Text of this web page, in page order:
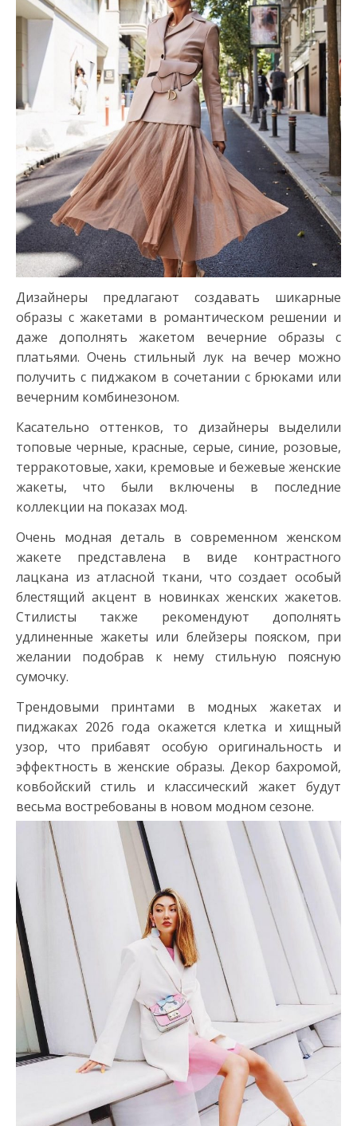
Дизайнеры предлагают создавать шикарные
образы с жакетами в романтическом решении и
даже дополнять жакетом вечерние образы с
платьями. Очень стильный лук на вечер можно
получить с пиджаком в сочетании с брюками или
вечерним комбинезоном.
Касательно оттенков, то дизайнеры выделили
топовые черные, красные, серые, синие, розовые,
терракотовые, хаки, кремовые и бежевые женские
жакеты, что были включены в последние
коллекции на показах мод.
Очень модная деталь в современном женском
жакете представлена в виде контрастного
лацкана из атласной ткани, что создает особый
блестящий акцент в новинках женских жакетов.
Стилисты также рекомендуют дополнять
удлиненные жакеты или блейзеры пояском, при
желании подобрав к нему стильную поясную
сумочку.
Трендовыми принтами в модных жакетах и
пиджаках 2026 года окажется клетка и хищный
узор, что прибавят особую оригинальность и
эффектность в женские образы. Декор бахромой,
ковбойский стиль и классический жакет будут
весьма востребованы в новом модном сезоне.